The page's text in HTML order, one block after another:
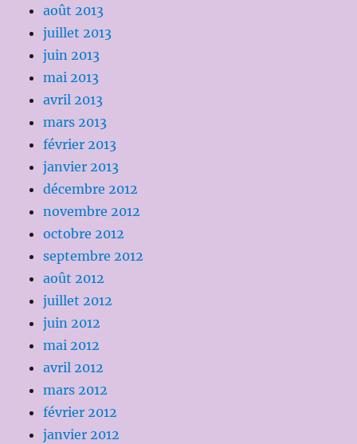
août 2013
juillet 2013
juin 2013
mai 2013
avril 2013
mars 2013
février 2013
janvier 2013
décembre 2012
novembre 2012
octobre 2012
septembre 2012
août 2012
juillet 2012
juin 2012
mai 2012
avril 2012
mars 2012
février 2012
janvier 2012